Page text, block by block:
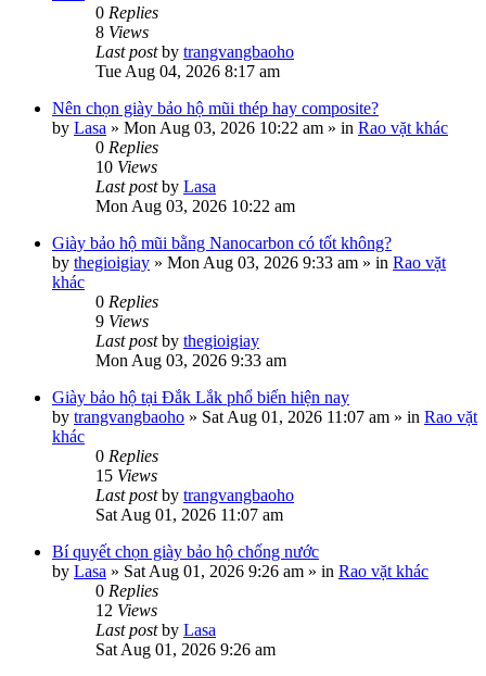
0 Replies
8 Views
Last postby trangvangbaoho
Tue Aug 04, 2026 8:17 am
Nên chọn giày bảo hộ mũi thép hay composite?
by Lasa » Mon Aug 03, 2026 10:22 am » in Rao vặt khác
0 Replies
10 Views
Last postby Lasa
Mon Aug 03, 2026 10:22 am
Giày bảo hộ mũi bằng Nanocarbon có tốt không?
by thegioigiay » Mon Aug 03, 2026 9:33 am » in Rao vặt
khác
0 Replies
9 Views
Last postby thegioigiay
Mon Aug 03, 2026 9:33 am
Giày bảo hộ tại Đắk Lắk phổ biến hiện nay
by trangvangbaoho » Sat Aug 01, 2026 11:07 am » in Rao vặt
khác
0 Replies
15 Views
Last postby trangvangbaoho
Sat Aug 01, 2026 11:07 am
Bí quyết chọn giày bảo hộ chống nước
by Lasa » Sat Aug 01, 2026 9:26 am » in Rao vặt khác
0 Replies
12 Views
Last postby Lasa
Sat Aug 01, 2026 9:26 am